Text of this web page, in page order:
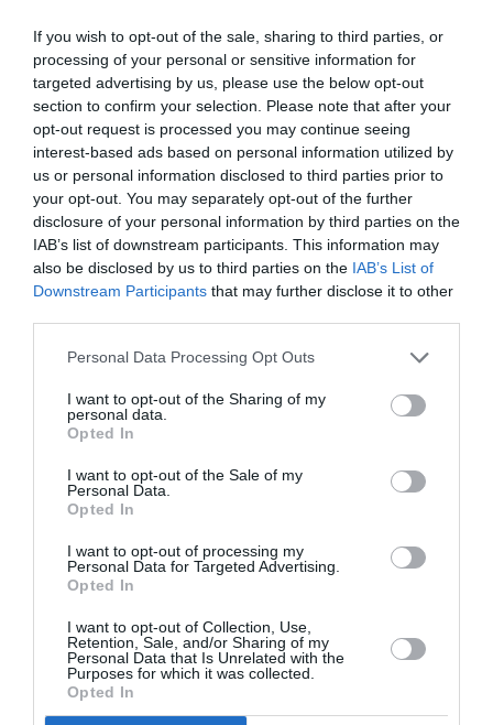
If you wish to opt-out of the sale, sharing to third parties, or
processing of your personal or sensitive information for
targeted advertising by us, please use the below opt-out
section to confirm your selection. Please note that after your
opt-out request is processed you may continue seeing
interest-based ads based on personal information utilized by
us or personal information disclosed to third parties prior to
your opt-out. You may separately opt-out of the further
disclosure of your personal information by third parties on the
IAB’s list of downstream participants. This information may
also be disclosed by us to third parties on the IAB’s List of
Downstream Participants that may further disclose it to other
Personal Data Processing Opt Outs
I want to opt-out of the Sharing of my
personal data.
Opted In
I want to opt-out of the Sale of my
Personal Data.
Opted In
I want to opt-out of processing my
Personal Data for Targeted Advertising.
Opted In
I want to opt-out of Collection, Use,
Retention, Sale, and/or Sharing of my
Personal Data that Is Unrelated with the
Purposes for which it was collected.
Opted In
Leggi la circolare
DECRETO FLUSSI
Vedi Articolo precedente
Volontariato. Oltre 40 mila associazioni in
corsa per il 5 per mille
Articolo seguente
Lavoratori stagionali. Distribuiti gli ingressi
TI POTREBBERO INTERESSARE
ANCHE: